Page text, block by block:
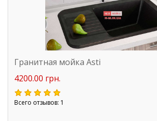
Гранитная мойка Asti
4200.00 грн.
Всего отзывов: 1